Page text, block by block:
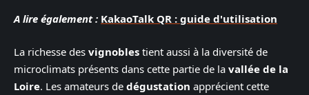
A lire également : KakaoTalk QR : guide d'utilisation
La richesse des vignobles tient aussi à la diversité de
microclimats présents dans cette partie de la vallée de la
Loire. Les amateurs de dégustation apprécient cette